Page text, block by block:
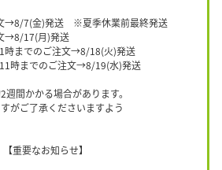
→8/7(金)発送 ※夏季休業前最終発送
→8/17(月)発送
時までのご注文→8/18(火)発送
時までのご注文→8/19(水)発送
間かかる場合があります。
がご了承くださいますよう
【重要なお知らせ】